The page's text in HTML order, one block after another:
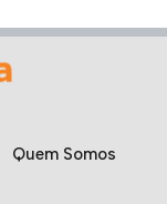
Quem Somos